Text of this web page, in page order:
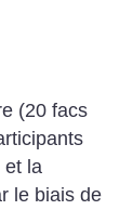
(20 facs
et la
le biais de